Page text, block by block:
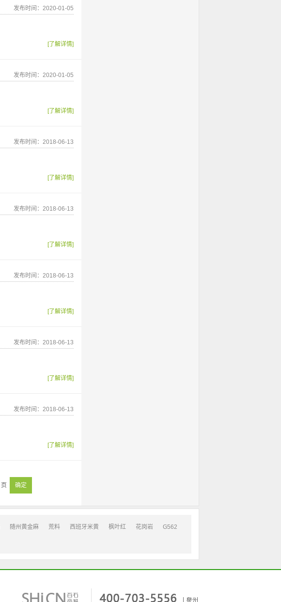
发布时间：2020-01-05
[了解详情]
发布时间：2020-01-05
[了解详情]
发布时间：2018-06-13
[了解详情]
发布时间：2018-06-13
[了解详情]
发布时间：2018-06-13
[了解详情]
发布时间：2018-06-13
[了解详情]
发布时间：2018-06-13
[了解详情]
页 确定
随州黄金麻 荒料 西班牙米黄 枫叶红 花岗岩 G562